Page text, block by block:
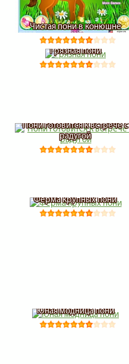
Чистая пони в конюшне
Грязная пони
Пони готовится к встрече с
радугой
Ферма крупных пони
Юная модница пони